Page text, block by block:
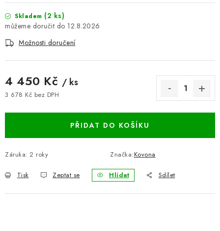
Odstoupení od kupní smlouvy
Obchodní a dodací podmínky
Cookies
Bezpečnostní certifikáty
Skladem (2 ks)
12.8.2026
Možnosti doručení
4 450 Kč / ks
3 678 Kč bez DPH
PŘIDAT DO KOŠÍKU
Záruka: 2 roky Značka:Kovona
Tisk Zeptat se Hlídat Sdílet